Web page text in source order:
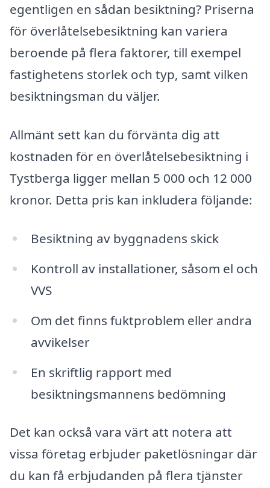
egentligen en sådan besiktning? Priserna
för överlåtelsebesiktning kan variera
beroende på flera faktorer, till exempel
fastighetens storlek och typ, samt vilken
besiktningsman du väljer.
Allmänt sett kan du förvänta dig att
kostnaden för en överlåtelsebesiktning i
Tystberga ligger mellan 5 000 och 12 000
kronor. Detta pris kan inkludera följande:
Besiktning av byggnadens skick
Kontroll av installationer, såsom el och
VVS
Om det finns fuktproblem eller andra
avvikelser
En skriftlig rapport med
besiktningsmannens bedömning
Det kan också vara värt att notera att
vissa företag erbjuder paketlösningar där
du kan få erbjudanden på flera tjänster